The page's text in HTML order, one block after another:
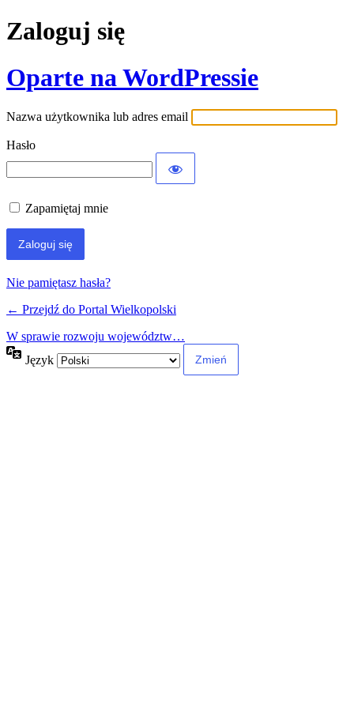
Zaloguj się
Oparte na WordPressie
Nazwa użytkownika lub adres email
Hasło
Zapamiętaj mnie
Nie pamiętasz hasła?
← Przejdź do Portal Wielkopolski
W sprawie rozwoju województw…
Język